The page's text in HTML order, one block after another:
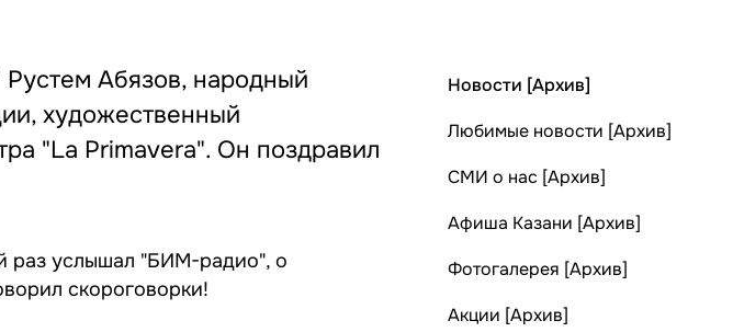
Абязов, народный
художественный
"La Primavera". Он поздравил
раз услышал "БИМ-радио", о
скороговорки!
Новости [Архив]
Любимые новости [Архив]
СМИ о нас [Архив]
Афиша Казани [Архив]
Фотогалерея [Архив]
Акции [Архив]